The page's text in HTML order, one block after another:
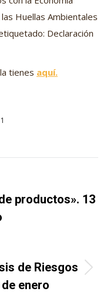
Huellas Ambientales
Declaración
tienes aquí.
productos». 13
de Riesgos
enero